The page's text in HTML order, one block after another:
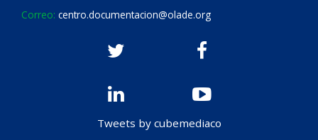
Correo: centro.documentacion@olade.org
Tweets by cubemediaco